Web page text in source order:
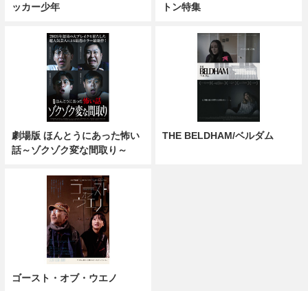
ッカー少年
トン特集
劇場版 ほんとうにあった怖い
話～ゾクゾク変な間取り～
THE BELDHAM/ベルダム
ゴースト・オブ・ウエノ